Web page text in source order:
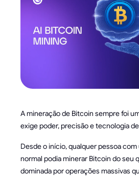
A mineração de Bitcoin sempre foi
exige poder, precisão e tecnologia
Desde o início, qualquer pessoa
normal podia minerar Bitcoin do seu
dominada por operações massivas